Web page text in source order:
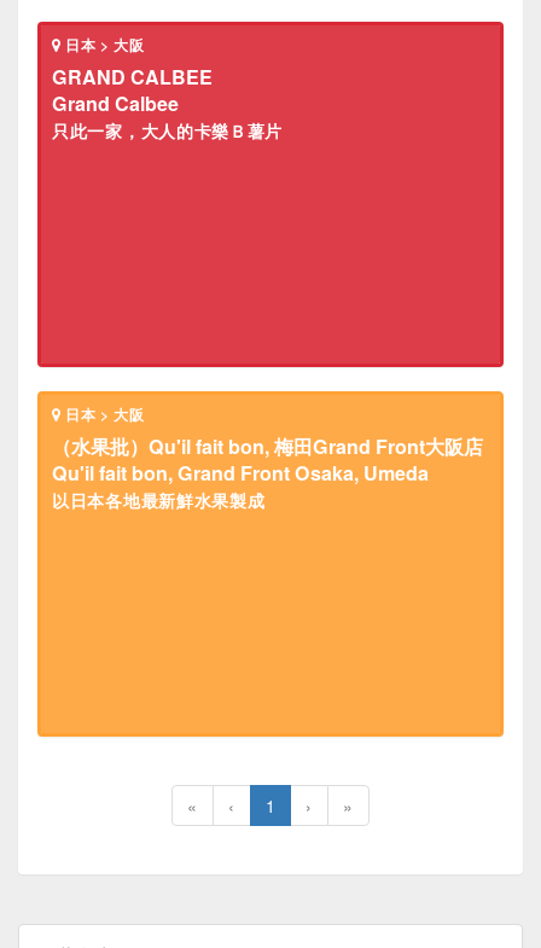
日本 > 大阪
GRAND CALBEE
Grand Calbee
只此一家，大人的卡樂Ｂ薯片
日本 > 大阪
（水果批）Qu'il fait bon, 梅田Grand Front大阪店
Qu'il fait bon, Grand Front Osaka, Umeda
以日本各地最新鮮水果製成
« ‹ 1 › »